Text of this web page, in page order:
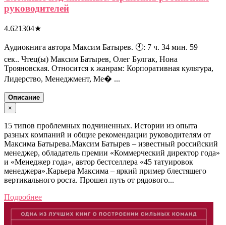
руководителей
4.621304★
Аудиокнига автора Максим Батырев. 🕙: 7 ч. 34 мин. 59
сек.. Чтец(ы) Максим Батырев, Олег Булгак, Нона
Трояновская. Относится к жанрам: Корпоративная культура,
Лидерство, Менеджмент, Ме� ...
Описание
×
15 типов проблемных подчиненных. Истории из опыта
разных компаний и общие рекомендации руководителям от
Максима Батырева.Максим Батырев – известный российский
менеджер, обладатель премии «Коммерческий директор года»
и «Менеджер года», автор бестселлера «45 татуировок
менеджера».Карьера Максима – яркий пример блестящего
вертикального роста. Прошел путь от рядового...
Подробнее